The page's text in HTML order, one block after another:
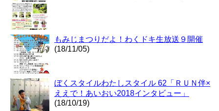
もみじまつりだよ！わくドキ生放送９開催
(18/11/05)
ぼくスタイルわたしスタイル 62「ＲＵＮ伴×
ええで！あいおい2018インタビュー」
(18/10/19)